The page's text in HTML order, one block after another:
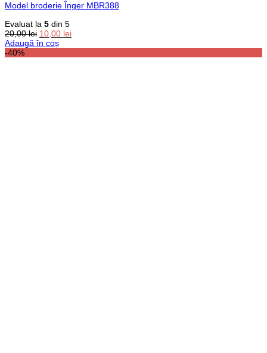
Model broderie Înger MBR388
Evaluat la 5 din 5
20,00lei Prețul
inițial
10,00 leiPrețul
Adaugă în coș
-40%